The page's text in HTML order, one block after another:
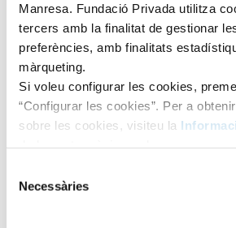
Manresa. Fundació Privada utilitza
tercers amb la finalitat de gestionar
preferències, amb finalitats
màrqueting.
Si voleu configurar les cookies,
“Configurar les cookies”. Per a
sobre les cookies, visiteu la
Necessàries
L’estiu ha arribat i amb ell el calor, la
tardes a la fresca i…les temudes...
LLEGIR ARTICLE
Busqueu dins el blog